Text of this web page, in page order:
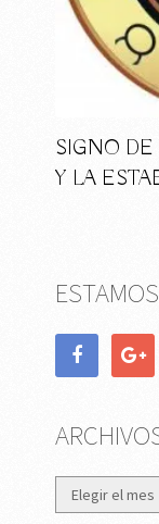
SIGNO
Y LA
Archivos